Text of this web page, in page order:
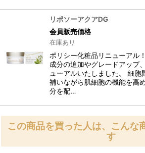
リポソーアクアDG
会員販売価格
在庫あり
ポリシー化粧品リニューアル
成分の追加やグレードアップ
ューアルいたしました。 細胞
補いながら肌細胞の機能を高
分を配…
この商品を買った人は、こんな
す